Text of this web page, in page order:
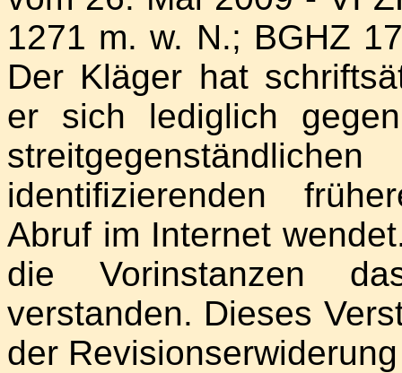
1271 m. w. N.; BGHZ
Der Kläger hat
er sich lediglich
identifizierenden
Abruf im Internet
die Vorinstanzen
verstanden. Dieses
der